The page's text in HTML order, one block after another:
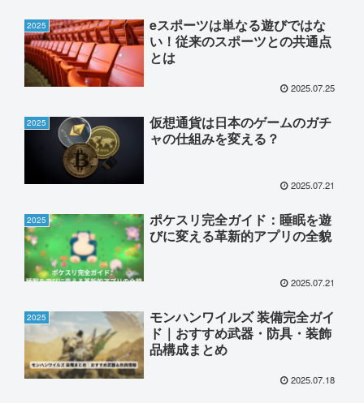
2025
eスポーツは単なる遊びではな
い！従来のスポーツとの共通点
とは
2025.07.25
2025
仮想通貨は日本のゲームのガチ
ャの仕組みを変える？
2025.07.21
2025
ポケスリ完全ガイド：睡眠を遊
びに変える革新的アプリの全貌
2025.07.21
2025
モンハンワイルズ 装備完全ガイ
ド｜おすすめ武器・防具・装飾
品構成まとめ
2025.07.18